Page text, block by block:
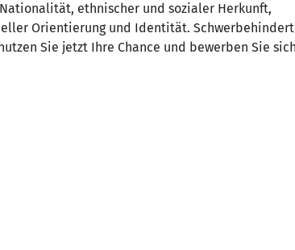
ethnischer und sozialer Herkunft,
Orientierung und Identität.
Sie jetzt Ihre Chance und bewerben Sie